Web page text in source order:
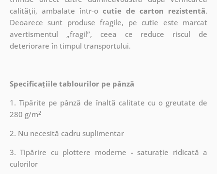
calității, ambalate într-o cutie de carton rezistentă.
Deoarece sunt produse fragile, pe cutie este marcat
avertismentul „fragil”, ceea ce reduce riscul de
deteriorare în timpul transportului.
Specificațiile tablourilor pe pânză
1. Tipărite pe pânză de înaltă calitate cu o greutate de
280 g/m2
2. Nu necesită cadru suplimentar
3. Tipărire cu plottere moderne - saturație ridicată a
culorilor